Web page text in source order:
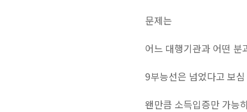
문제는
어느 대행기관과 어떤 분
9부능선은 넘었다고 보
왠만큼 소득입증만 가능